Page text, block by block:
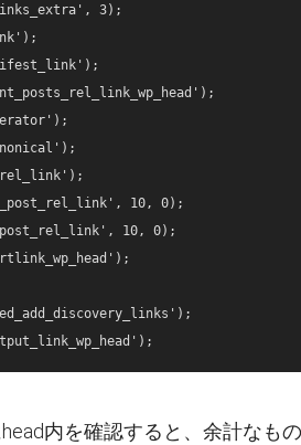
3);
10, 0);
10, 0);
内を確認すると、余計なも